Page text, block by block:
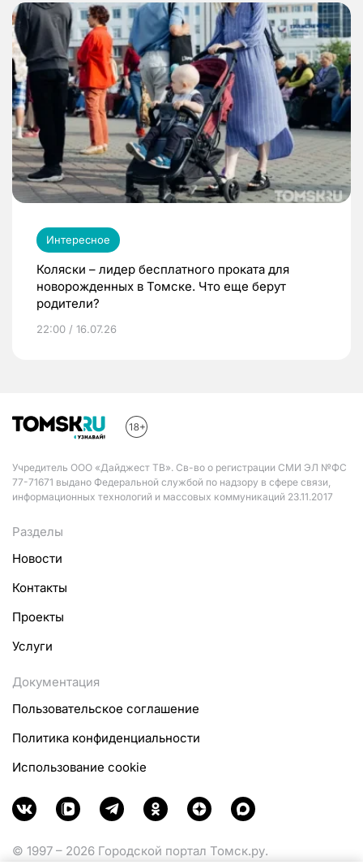
Интересное
Коляски – лидер бесплатного проката для
новорожденных в Томске. Что еще берут
родители?
22:00 / 16.07.26
Учредитель ООО «Дайджест ТВ». Св-во о регистрации СМИ ЭЛ №ФС
77-71671 выдано Федеральной службой по надзору в сфере связи,
информационных технологий и массовых коммуникаций 23.11.2017
Разделы
Новости
Контакты
Проекты
Услуги
Документация
Пользовательское соглашение
Политика конфиденциальности
Использование cookie
© 1997 – 2026 Городской портал Томск.ру.